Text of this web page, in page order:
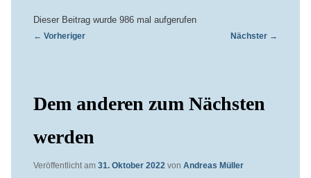
Dieser Beitrag wurde 986 mal aufgerufen
Beitragsnavigation
← Vorheriger Nächster →
Dem anderen zum Nächsten
werden
Veröffentlicht am 31. Oktober 2022 von Andreas Müller